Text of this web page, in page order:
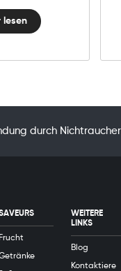
lesen
durch
Frucht
WEITERE
LINKS
Blog
Kontaktiere